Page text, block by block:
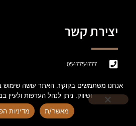
יצירת קשר
0547754777
הצהרת נגישות
אנחנו משתמשים בקוקיז. האתר עושה שימוש
ושיווק. ניתן לנהל העדפות ולעיין
מאשר/ת
מדיניות